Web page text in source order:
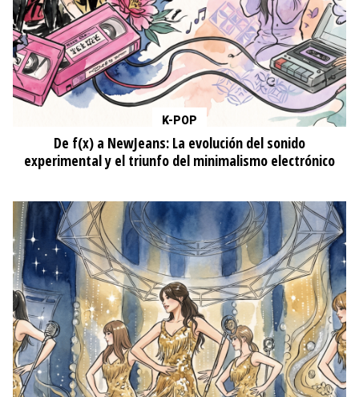
K-POP
De f(x) a NewJeans: La evolución del sonido
experimental y el triunfo del minimalismo electrónico